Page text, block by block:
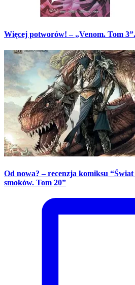
Więcej potworów! – „Venom. Tom 3”.
Od nowa? – recenzja komiksu
smoków. Tom 20”